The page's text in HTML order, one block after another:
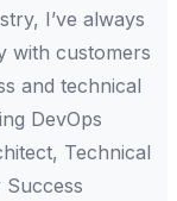
I’ve always
with customers
and technical
DevOps
Technical